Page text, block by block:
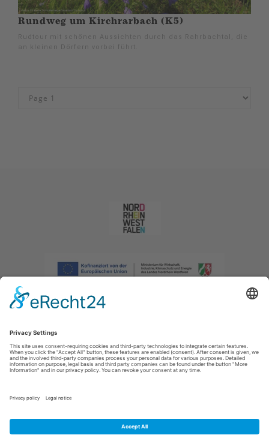
Rundweg um Kirchrarbach (K5)
Rudtour mit schönen Aussichten durch das Rahrbachtal, die
an kleinen Dörfern vorbei führt.
Imprint|Privacy policy|Declaration of accessibility
E: info@sauerland.com